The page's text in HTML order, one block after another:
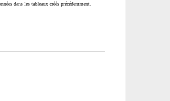
dans les tableaux créés précédemment.